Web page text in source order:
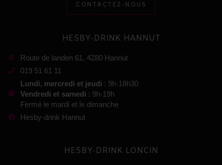
CONTACTEZ-NOUS
HESBY-DRINK HANNUT
Route de landen 61, 4280 Hannut
019 51 61 11
Lundi, mercredi et jeudi : 9h-18h30
Vendredi et samedi : 9h-19h
Fermé le mardi et le dimanche
Hesby-drink Hannut
HESBY-DRINK LONCIN